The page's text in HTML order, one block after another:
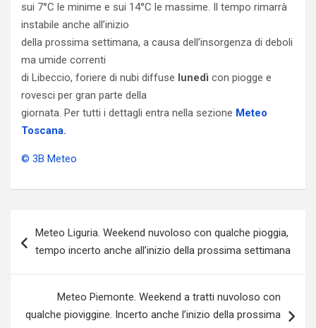
sui 7°C le minime e sui 14°C le massime. Il tempo rimarrà
instabile anche all’inizio
della prossima settimana, a causa dell’insorgenza di deboli
ma umide correnti
di Libeccio, foriere di nubi diffuse lunedì con piogge e
rovesci per gran parte della
giornata. Per tutti i dettagli entra nella sezione Meteo
Toscana.
© 3B Meteo
articoli
Meteo Liguria. Weekend nuvoloso con qualche pioggia,
tempo incerto anche all’inizio della prossima settimana
Meteo Piemonte. Weekend a tratti nuvoloso con
qualche pioviggine. Incerto anche l’inizio della prossima